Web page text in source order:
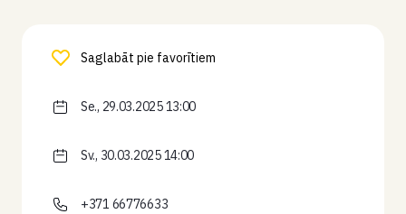
Saglabāt pie favorītiem
Se., 29.03.2025 13:00
Sv., 30.03.2025 14:00
+371 66776633